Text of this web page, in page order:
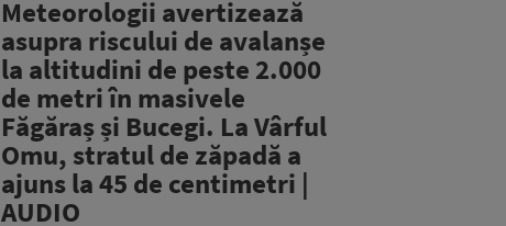
Meteorologii avertizează
asupra riscului de avalanșe
la altitudini de peste 2.000
de metri în masivele
Făgăraș și Bucegi. La Vârful
Omu, stratul de zăpadă a
ajuns la 45 de centimetri |
AUDIO